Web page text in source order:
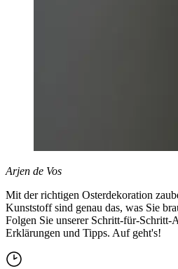
Arjen de Vos
Mit der richtigen Osterdekoration
Kunststoff sind genau das, was Sie
Folgen Sie unserer Schritt-für-Schritt-
Erklärungen und Tipps. Auf geht's!